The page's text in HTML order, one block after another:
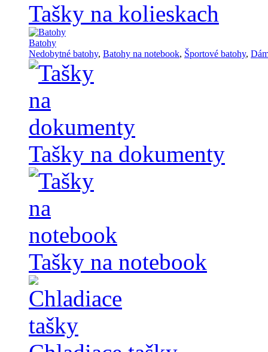
Tašky na kolieskach
Batohy
Nedobytné batohy, Batohy na notebook, Športové batohy,
Tašky na dokumenty
Tašky na notebook